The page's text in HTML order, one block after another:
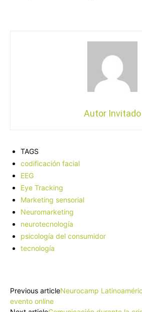
Autor Invitado
TAGS
codificación facial
EEG
Eye Tracking
Marketing sensorial
Neuromarketing
neurotecnología
psicología del consumidor
tecnología
Previous articleNeurocamp
evento online